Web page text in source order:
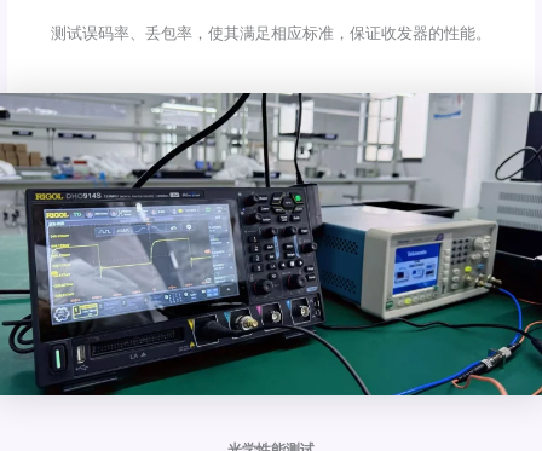
测试误码率、丢包率，使其满足相应标准，保证收发器的性能。